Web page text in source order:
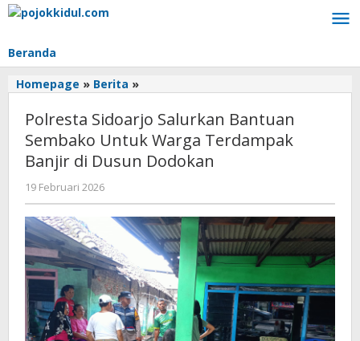
Lewati
Beranda
Homepage » Berita »Polresta
Salurkan
Bantuan
Sembako
Untuk
Terdampak
Banjir
di
Dusun
Dodokan
Polresta Sidoarjo Salurkan Bantuan
Sembako Untuk Warga Terdampak
Banjir di Dusun Dodokan
19 Februari 2026
BangAdmin